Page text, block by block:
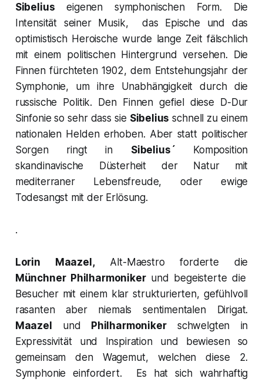
Sibelius eigenen symphonischen Form. Die
Intensität seiner Musik, das Epische und das
optimistisch Heroische wurde lange Zeit fälschlich
mit einem politischen Hintergrund versehen. Die
Finnen fürchteten 1902, dem Entstehungsjahr der
Symphonie, um ihre Unabhängigkeit durch die
russische Politik. Den Finnen gefiel diese D-Dur
Sinfonie so sehr dass sie Sibelius schnell zu einem
nationalen Helden erhoben. Aber statt politischer
Sorgen ringt in Sibelius´ Komposition
skandinavische Düsterheit der Natur mit
mediterraner Lebensfreude, oder ewige
Todesangst mit der Erlösung.
.
Lorin Maazel,Alt-Maestro forderte die
Münchner Philharmonikerund begeisterte die
Besucher mit einem klar strukturierten, gefühlvoll
rasanten aber niemals sentimentalen Dirigat.
Maazel und Philharmonikerschwelgten in
Expressivität und Inspiration und bewiesen so
gemeinsam den Wagemut, welchen diese 2.
Symphonie einfordert. Es hat sich wahrhaftig